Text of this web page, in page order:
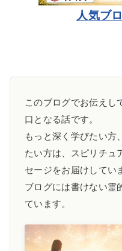
人気ブ
このブログでお伝えし
口となる話です。
もっと深く学びたい方
たい方は、スピリチュ
セージをお届けしてい
ブログには書けない霊
ています。